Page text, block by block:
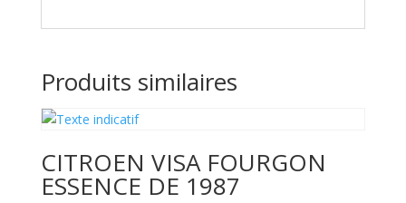
Produits similaires
CITROEN VISA FOURGON
ESSENCE DE 1987